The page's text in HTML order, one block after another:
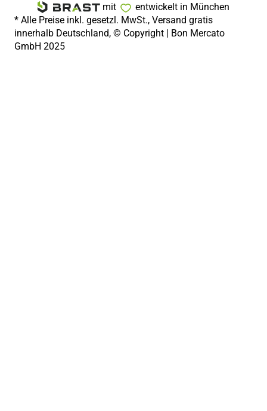
mit
entwickelt in München
* Alle Preise inkl. gesetzl. MwSt., Versand gratis
innerhalb Deutschland, © Copyright | Bon Mercato
GmbH 2025